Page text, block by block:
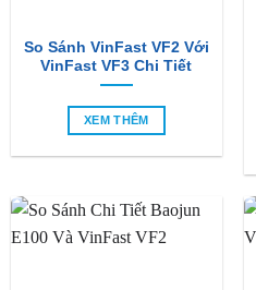
So Sánh VinFast VF2 Với
VinFast VF3 Chi Tiết
XEM THÊM